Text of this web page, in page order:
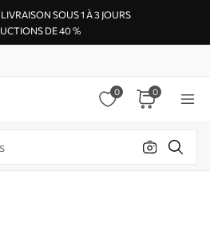
SOUS 1 À 3 JOURS
DE 40 %
0 0